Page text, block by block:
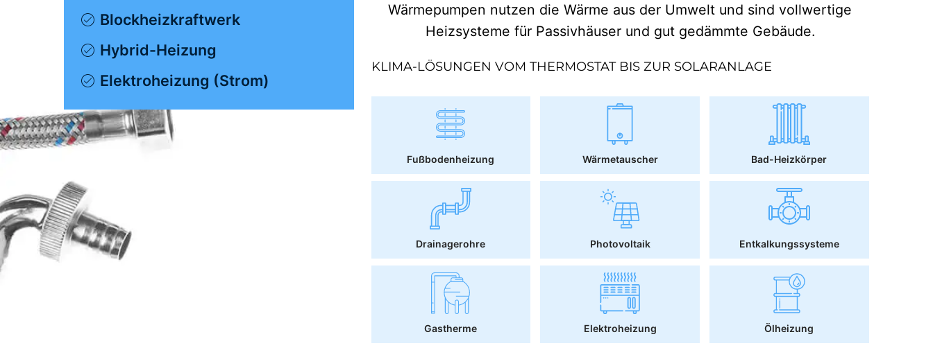
Blockheizkraftwerk
Hybrid-Heizung
Elektroheizung (Strom)
Wärmepumpen nutzen die Wärme aus der Umwelt und sind vollwertige
Heizsysteme für Passivhäuser und gut gedämmte Gebäude.
KLIMA-LÖSUNGEN VOM THERMOSTAT BIS ZUR SOLARANLAGE
Fußbodenheizung Wärmetauscher Bad-Heizkörper
Drainagerohre Photovoltaik Entkalkungssysteme
Gastherme Elektroheizung Ölheizung